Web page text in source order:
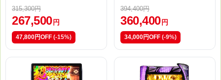
315,300円
267,500 円
47,800円OFF (-15%)
394,400円
360,400 円
34,000円OFF (-9%)